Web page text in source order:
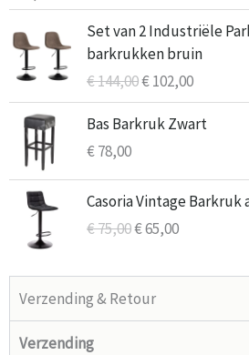
€ 104,00.€ 85,00.
Set van 2 Industriële
barkrukken bruin
€144,00
Oorspronkelijke
prijs
was:
€ 144,00.
€102,00
Huidige
prijs
is:
€ 102,00.
Bas Barkruk Zwart
€78,00
Casoria Vintage
€75,00
Oorspronkelijke
prijs
was:
€65,00
Huidige
prijs
is:
Verzending & Retour
Verzending